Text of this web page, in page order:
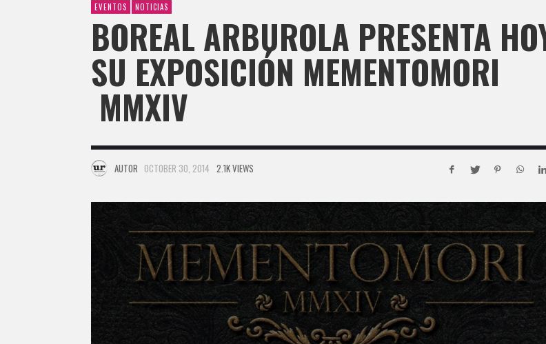
EVENTOS NOTICIAS
BOREAL ARBUROLA PRESENTA
SU EXPOSICIÓN MEMENTOMORI
MMXIV
AUTOR OCTOBER 30, 2014 2.1K VIEWS